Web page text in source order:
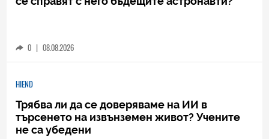
0 | 08.08.2026
HIEND
Трябва ли да се доверяваме на ИИ в
търсенето на извънземен живот? Учените
не са убедени